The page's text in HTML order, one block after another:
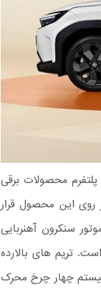
محصولات برقی
این محصول قرار
لیتیوم فسفاتی ۴۹ کیلوواتی و موتور سنکرون آهنربایی
است. تریم های بالارده
بخاری، پک باتری ۶۱ کیلوواتی و سیستم چهار چرخ محرک